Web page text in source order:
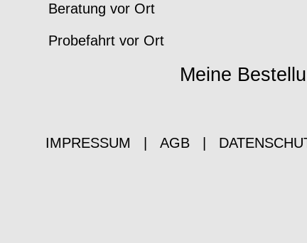
Beratung vor Ort
Probefahrt vor Ort
Meine
IMPRESSUM AGB